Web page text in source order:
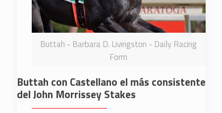
Buttah - Barbara D. Livingston - Daily Racing
Form
Buttah con Castellano el más consistente
del John Morrissey Stakes